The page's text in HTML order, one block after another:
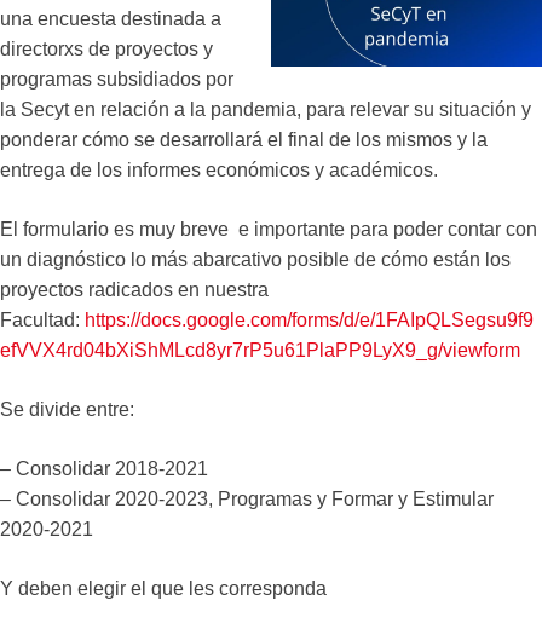
una encuesta destinada a
directorxs de proyectos y
programas subsidiados por
la Secyt en relación a la pandemia, para relevar su situación y
ponderar cómo se desarrollará el final de los mismos y la
entrega de los informes económicos y académicos.
El formulario es muy breve e importante para poder contar con
un diagnóstico lo más abarcativo posible de cómo están los
proyectos radicados en nuestra
Facultad: https://docs.google.com/forms/d/e/1FAIpQLSegsu9f9
efVVX4rd04bXiShMLcd8yr7rP5u61PlaPP9LyX9_g/viewform
Se divide entre:
– Consolidar 2018-2021
– Consolidar 2020-2023, Programas y Formar y Estimular
2020-2021
Y deben elegir el que les corresponda